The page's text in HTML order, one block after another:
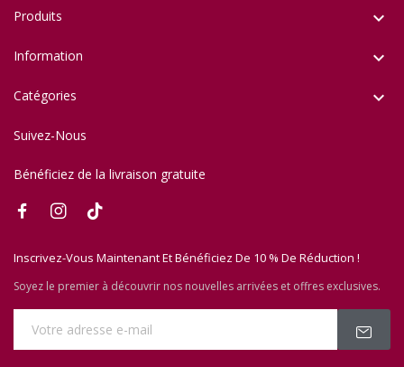
Produits 
Information 
Catégories 
Suivez-Nous
Bénéficiez de la livraison gratuite
Inscrivez-Vous Maintenant Et Bénéficiez De 10 % De Réduction !
Soyez le premier à découvrir nos nouvelles arrivées et offres exclusives.